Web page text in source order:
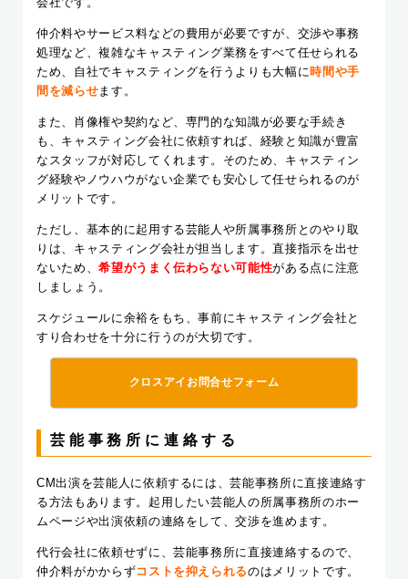
仲介料やサービス料などの費用が必要ですが、交渉や事務
処理など、複雑なキャスティング業務をすべて任せられる
ため、自社でキャスティングを行うよりも大幅に時間や手
間を減らせ ます。
また、肖像権や契約など、専門的な知識が必要な手続き
も、キャスティング会社に依頼すれば、経験と知識が豊富
なスタッフが対応してくれます。そのため、キャスティン
グ経験やノウハウがない企業でも安心して任せられるのが
メリットです。
ただし、基本的に起用する芸能人や所属事務所とのやり取
りは、キャスティング会社が担当します。直接指示を出せ
ないため、希望がうまく伝わらない可能性がある点に注意
しましょう。
スケジュールに余裕をもち、事前にキャスティング会社と
すり合わせを十分に行うのが大切です。
クロスアイお問合せフォーム
芸能事務所に連絡する
CM出演を芸能人に依頼するには、芸能事務所に直接連絡す
る方法もあります。起用したい芸能人の所属事務所のホー
ムページや出演依頼の連絡をして、交渉を進めます。
代行会社に依頼せずに、芸能事務所に直接連絡するので、
仲介料がかからずコストを抑えられるのはメリットです。